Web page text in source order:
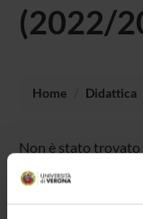
(2022/
Home Didattica
Non è stato
all'insegnamento